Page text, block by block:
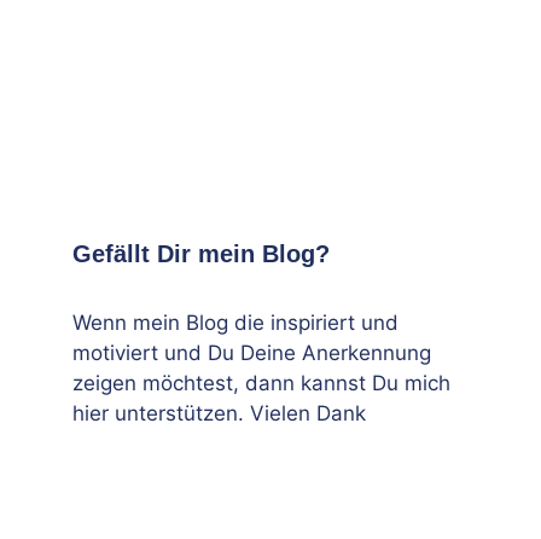
Gefällt Dir mein Blog?
Wenn mein Blog die inspiriert und
motiviert und Du Deine Anerkennung
zeigen möchtest, dann kannst Du mich
hier unterstützen. Vielen Dank